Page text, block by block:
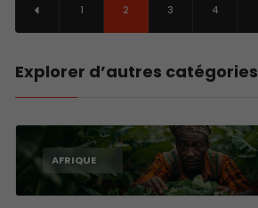
1 2 3 4
Explorer d’autres catégories
AFRIQUE